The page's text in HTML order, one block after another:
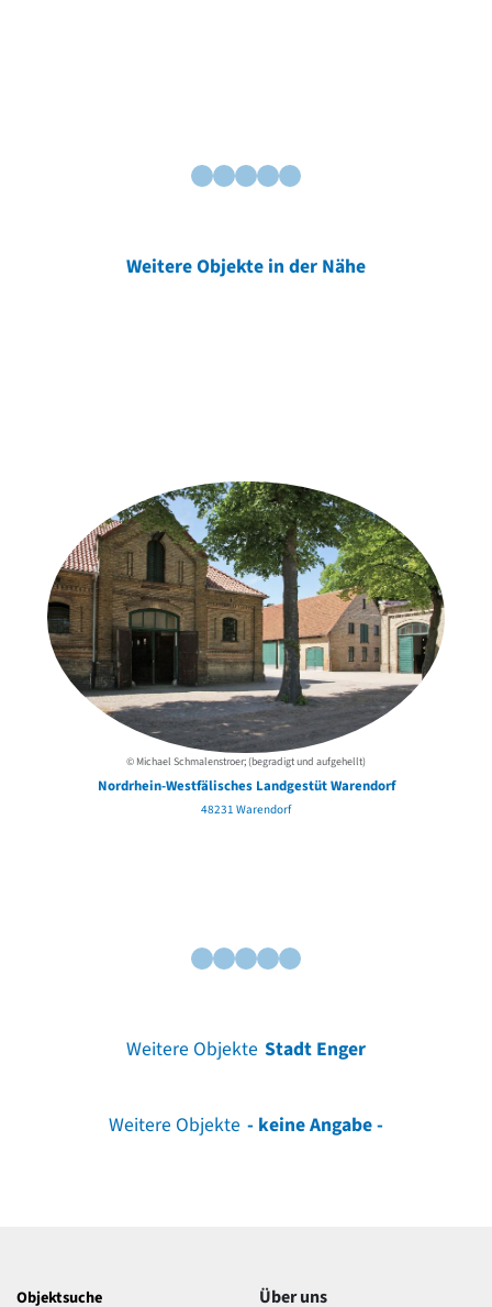
Weitere Objekte in der Nähe
© Michael Schmalenstroer; (begradigt und aufgehellt)
Nordrhein-Westfälisches Landgestüt Warendorf
48231 Warendorf
Weitere Objekte Stadt Enger
Weitere Objekte - keine Angabe -
Objektsuche Über uns